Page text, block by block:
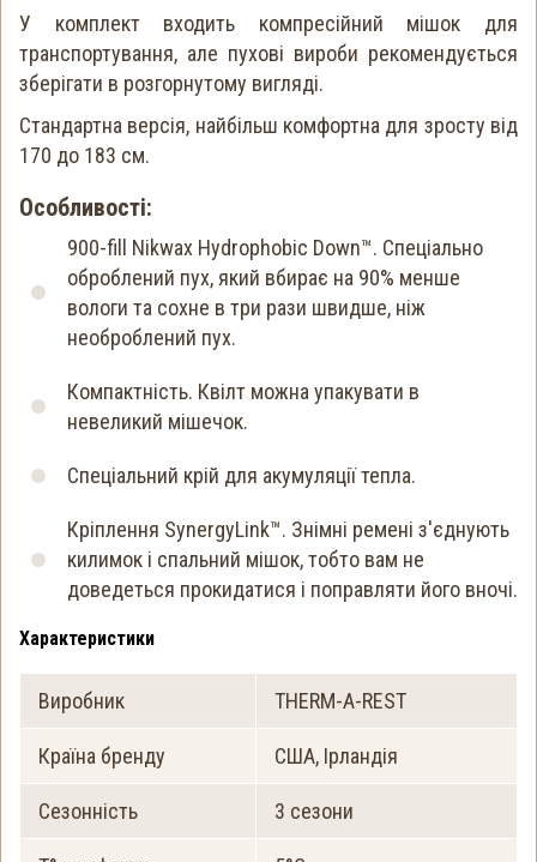
У комплект входить компресійний мішок для
транспортування, але пухові вироби рекомендується
зберігати в розгорнутому вигляді.
Стандартна версія, найбільш комфортна для зросту від
170 до 183 см.
Особливості:
900-fill Nikwax Hydrophobic Down™. Спеціально
оброблений пух, який вбирає на 90% менше
вологи та сохне в три рази швидше, ніж
необроблений пух.
Компактність. Квілт можна упакувати в
невеликий мішечок.
Спеціальний крій для акумуляції тепла.
Кріплення SynergyLink™. Знімні ремені з'єднують
килимок і спальний мішок, тобто вам не
доведеться прокидатися і поправляти його вночі.
Характеристики
Виробник THERM-A-REST
Країна бренду США, Ірландія
Сезонність 3 сезони